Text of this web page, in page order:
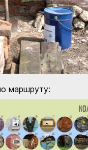
маршруту: